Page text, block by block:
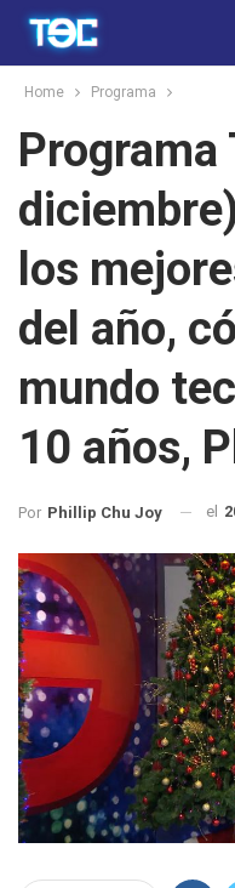
Home Programa
Programa
los
del año,
mundo
10 años,
Por Phillip Chu Joy el